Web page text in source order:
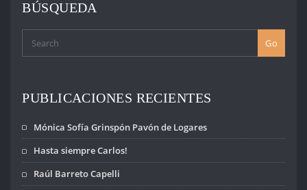
BÚSQUEDA
Go
PUBLICACIONES RECIENTES
Mónica Sofía Grinspón Pavón de Logares
Hasta siempre Carlos!
Raúl Barreto Capelli